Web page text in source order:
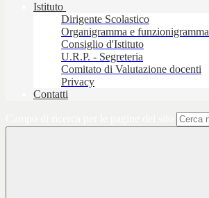
Istituto
Dirigente Scolastico
Organigramma e funzionigramma
Consiglio d'Istituto
U.R.P. - Segreteria
Comitato di Valutazione docenti
Privacy
Contatti